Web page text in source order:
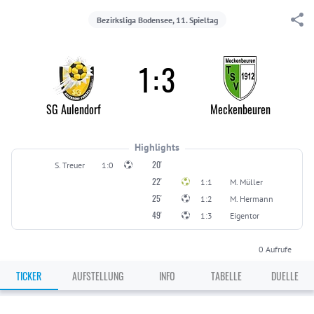
Bezirksliga Bodensee, 11. Spieltag
SG Aulendorf
1:3
Meckenbeuren
Highlights
S. Treuer 1:0 20'
M. Müller
1:1
22'
M. Hermann
1:2
25'
Eigentor
1:3
49'
0 Aufrufe
TICKER AUFSTELLUNG INFO TABELLE DUELLE